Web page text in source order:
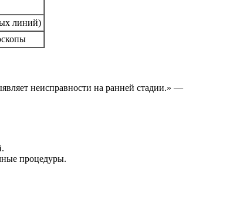
линий)
неисправности на ранней стадии.» —
процедуры.